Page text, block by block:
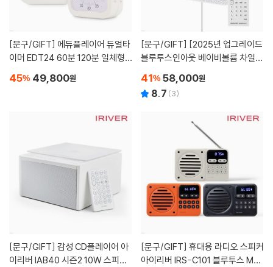
[문구/GIFT]
이머 EDT24 60분 120분 일체형
도로
45% 49,800원
[문구/GIFT]
블루투스인아웃 베이비볼륨 차일드
EA10 CD플레이어
41% 58,000원
8.7 (3)
[문구/GIFT]
이리버 IAB40 시즌2 10W 스피커
[문구/GIFT]
아이리버 IRS-C101 블루투스 MP